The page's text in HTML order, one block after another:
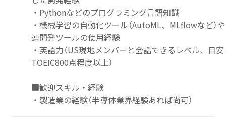
・Pythonなどのプログラミング言語知識
・機械学習の自動化ツール（AutoML、MLflowなど）
連開発ツールの使用経験
・英語力（US現地メンバーと会話できるレベル、目安
TOEIC800点程度以上）
■歓迎スキル・経験
・製造業の経験（半導体業界経験あれば尚可）